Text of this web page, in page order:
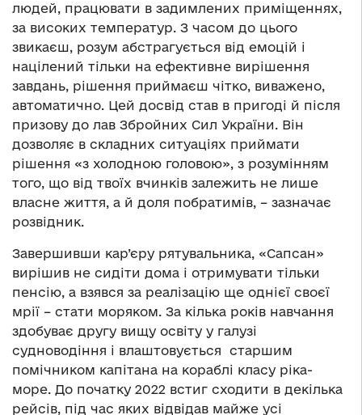
людей, працювати в задимлених приміщеннях,
за високих температур. З часом до цього
звикаєш, розум абстрагується від емоцій і
націлений тільки на ефективне вирішення
завдань, рішення приймаєш чітко, виважено,
автоматично. Цей досвід став в пригоді й після
призову до лав Збройних Сил України. Він
дозволяє в складних ситуаціях приймати
рішення «з холодною головою», з розумінням
того, що від твоїх вчинків залежить не лише
власне життя, а й доля побратимів, – зазначає
розвідник.
Завершивши кар’єру рятувальника, «Сапсан»
вирішив не сидіти дома і отримувати тільки
пенсію, а взявся за реалізацію ще однієї своєї
мрії – стати моряком. За кілька років навчання
здобуває другу вищу освіту у галузі
судноводіння і влаштовується старшим
помічником капітана на кораблі класу ріка-
море. До початку 2022 встиг сходити в декілька
рейсів, під час яких відвідав майже усі